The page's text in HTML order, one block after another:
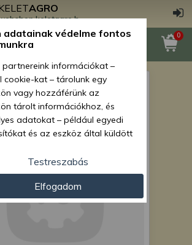
AGRO
0
1008 szélvédő üveg,
mögött
adatainak védelme fontos
partnereink információkat –
cookie-kat – tárolunk egy
vagy hozzáférünk az
tárolt információkhoz, és
adatokat – például egyedi
és az eszköz által küldött
szabott hirdetések és
nyújtásához, hirdetés- és
nézettségi adatok
valamint termékek
Testreszabás
Elfogadom